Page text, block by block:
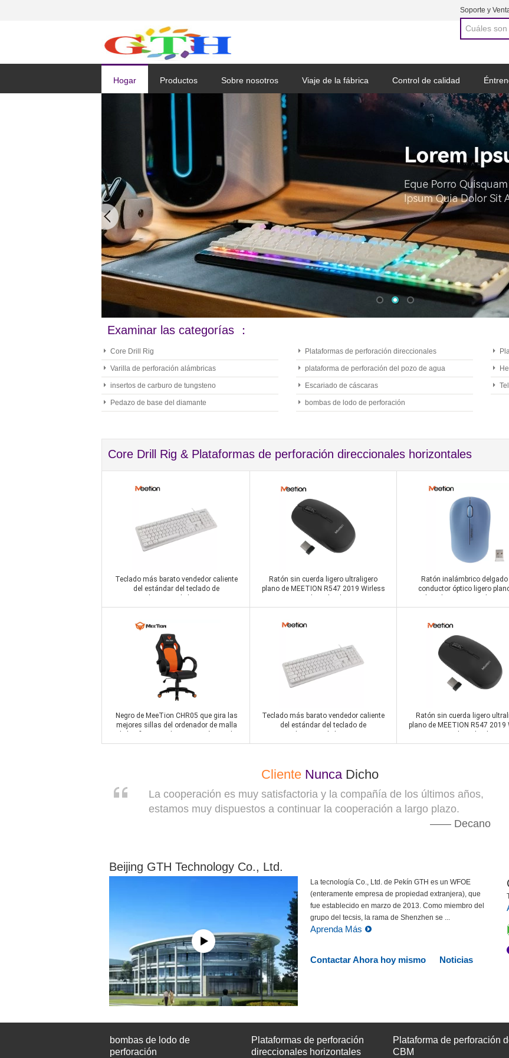
Soporte y
Hogar Productos Sobre nosotros Viaje de la fábrica Control de calidad
Solicitar una cotización
Examinar las categorías ：
Core Drill Rig
Plataformas de perforación direccionales
horizontales
Varilla de perforación alámbricas plataforma de perforación del pozo de agua
insertos de carburo de tungsteno Escariado de cáscaras
Pedazo de base del diamante bombas de lodo de perforación
Core Drill Rig & Plataformas de perforación direccionales horizontales
Teclado más barato vendedor caliente
del estándar del teclado de
de ordenador
Contactar ahora
Ratón sin cuerda ligero ultraligero
plano de MEETION R547 2019 Wirless
Contactar ahora
Ratón inalámbrico delgado
conductor óptico ligero
R545 mini para Windows y
Contactar ahora
Negro de MeeTion CHR05 que gira las
mejores sillas del ordenador de malla
la tela con la rueda para la oficina en el
Contactar ahora
Teclado más barato vendedor caliente
del estándar del teclado de
de ordenador
Contactar ahora
Ratón sin cuerda ligero
plano de MEETION R547 2019
Contactar ahora
Cliente NuncaDicho
La cooperación es muy satisfactoria y la compañía de los últimos años,
estamos muy dispuestos a continuar la cooperación a largo plazo.
—— Decano
Beijing GTH Technology Co., Ltd.
La tecnología Co., Ltd. de Pekín GTH es un WFOE
(enteramente empresa de propiedad extranjera), que
fue establecido en marzo de 2013. Como miembro del
grupo del tecsis, la rama de Shenzhen se ...
Aprenda Más
Contactar Ahora hoy mismo Noticias
bombas de lodo de
perforación
Plataformas de perforación
direccionales horizontales
Plataforma de perforación
CBM